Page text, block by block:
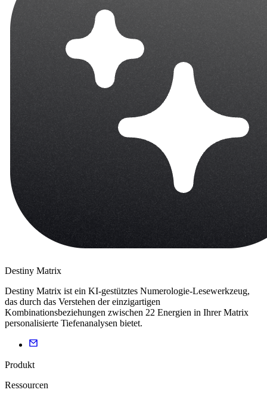
Destiny Matrix
Destiny Matrix ist ein KI-gestütztes Numerologie-Lesewerkzeug,
das durch das Verstehen der einzigartigen
Kombinationsbeziehungen zwischen 22 Energien in Ihrer Matrix
personalisierte Tiefenanalysen bietet.
Produkt
Ressourcen